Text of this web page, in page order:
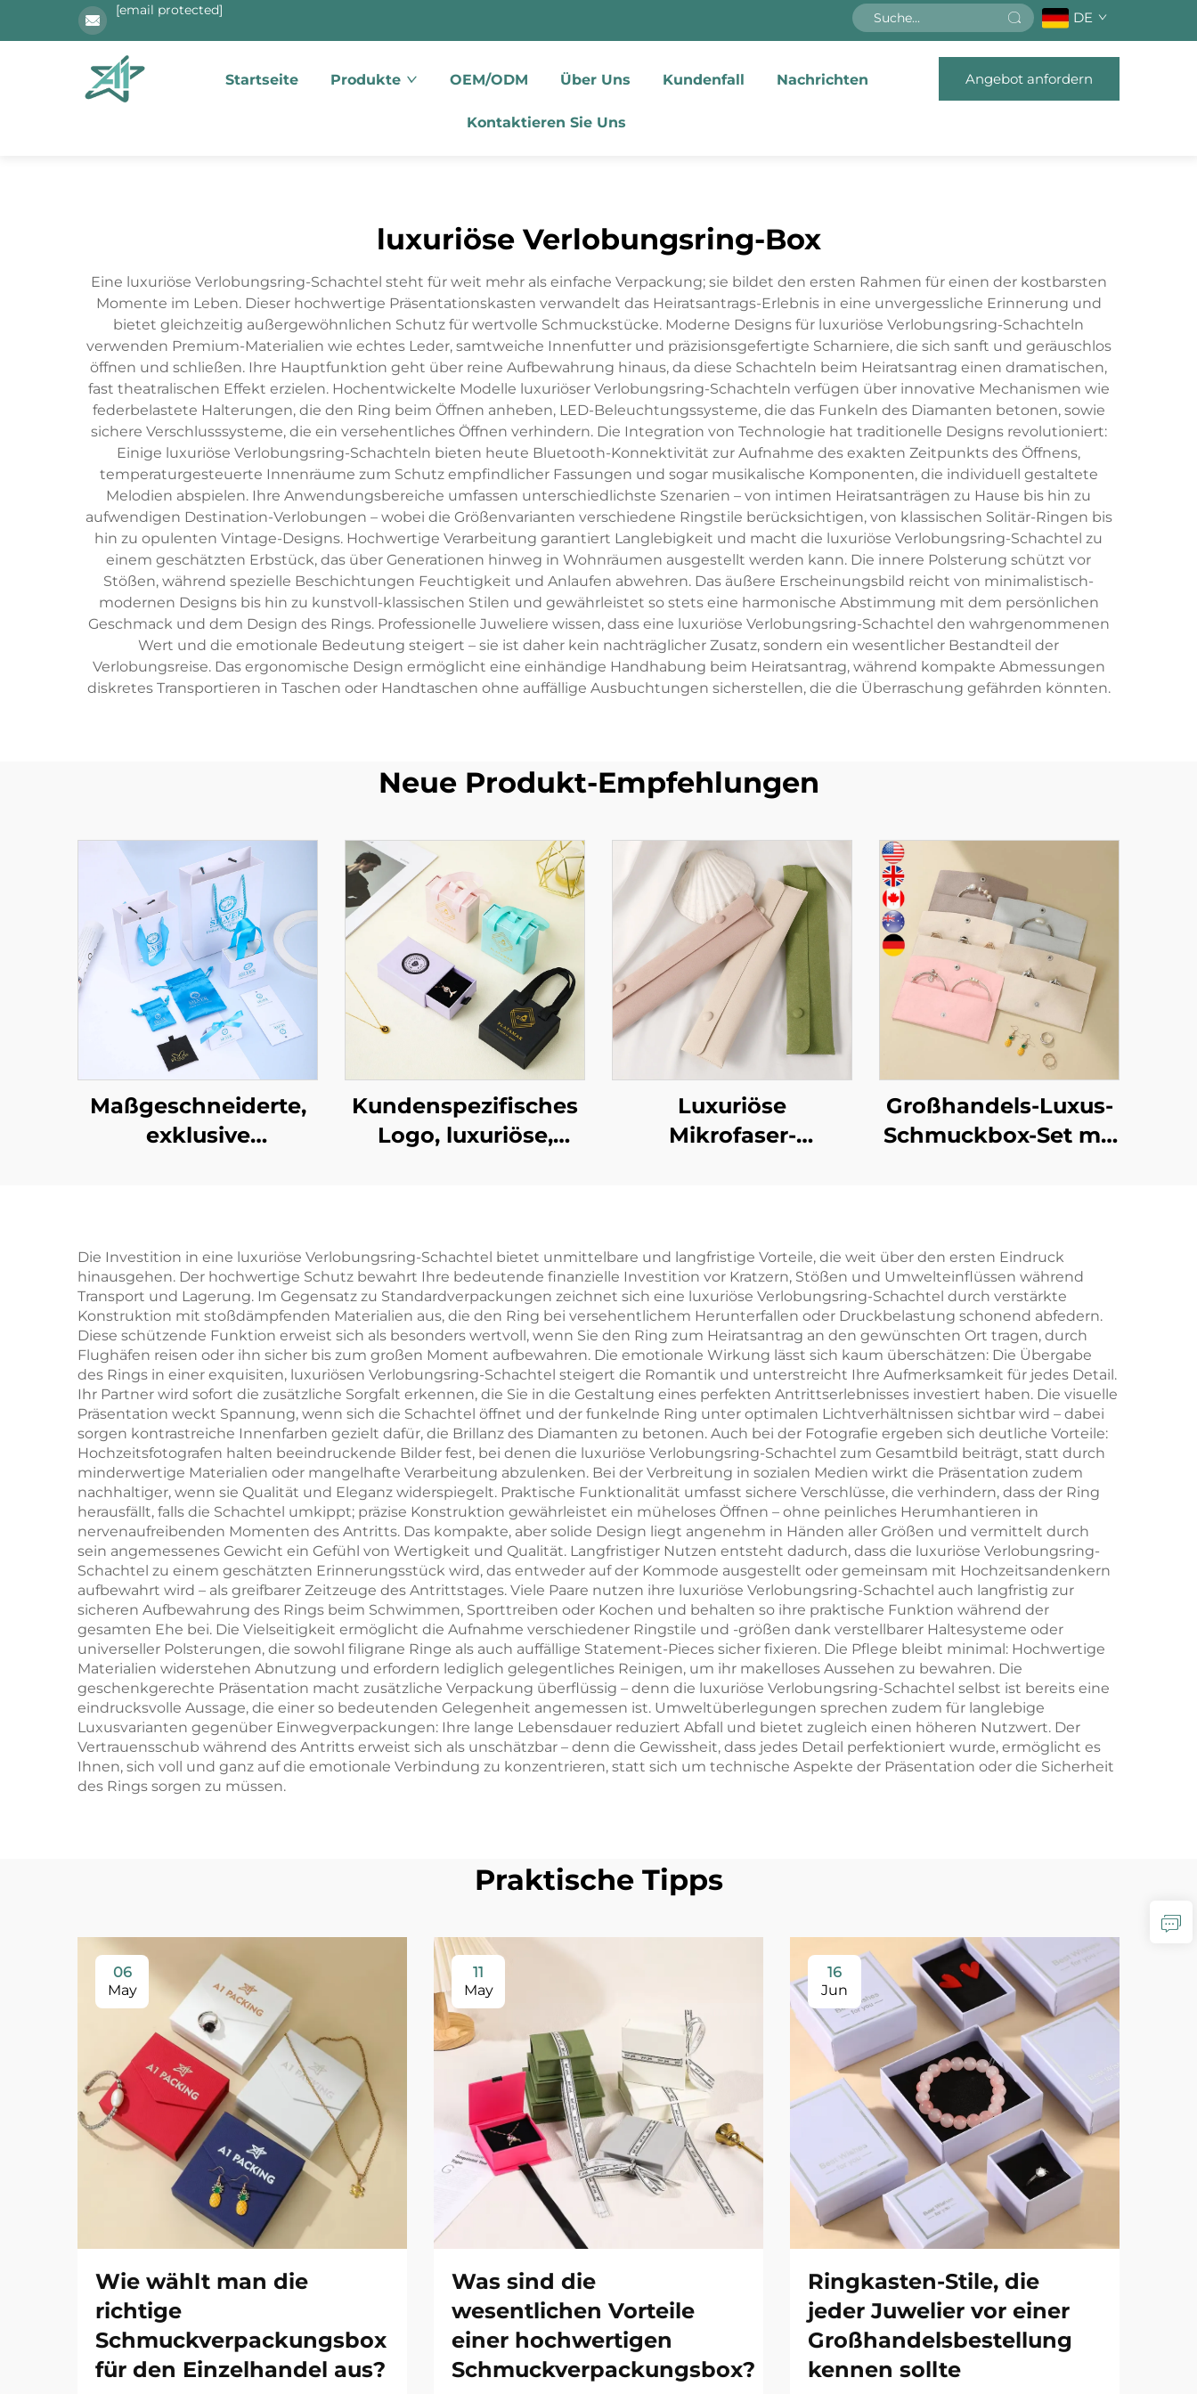
[email protected] DE
Startseite Produkte OEM/ODM Über Uns Kundenfall Nachrichten
Kontaktieren Sie Uns
Angebot anfordern
luxuriöse Verlobungsring-Box
Eine luxuriöse Verlobungsring-Schachtel steht für weit mehr als einfache Verpackung; sie bildet den ersten Rahmen für einen der kostbarsten
Momente im Leben. Dieser hochwertige Präsentationskasten verwandelt das Heiratsantrags-Erlebnis in eine unvergessliche Erinnerung und
bietet gleichzeitig außergewöhnlichen Schutz für wertvolle Schmuckstücke. Moderne Designs für luxuriöse Verlobungsring-Schachteln
verwenden Premium-Materialien wie echtes Leder, samtweiche Innenfutter und präzisionsgefertigte Scharniere, die sich sanft und geräuschlos
öffnen und schließen. Ihre Hauptfunktion geht über reine Aufbewahrung hinaus, da diese Schachteln beim Heiratsantrag einen dramatischen,
fast theatralischen Effekt erzielen. Hochentwickelte Modelle luxuriöser Verlobungsring-Schachteln verfügen über innovative Mechanismen wie
federbelastete Halterungen, die den Ring beim Öffnen anheben, LED-Beleuchtungssysteme, die das Funkeln des Diamanten betonen, sowie
sichere Verschlusssysteme, die ein versehentliches Öffnen verhindern. Die Integration von Technologie hat traditionelle Designs revolutioniert:
Einige luxuriöse Verlobungsring-Schachteln bieten heute Bluetooth-Konnektivität zur Aufnahme des exakten Zeitpunkts des Öffnens,
temperaturgesteuerte Innenräume zum Schutz empfindlicher Fassungen und sogar musikalische Komponenten, die individuell gestaltete
Melodien abspielen. Ihre Anwendungsbereiche umfassen unterschiedlichste Szenarien – von intimen Heiratsanträgen zu Hause bis hin zu
aufwendigen Destination-Verlobungen – wobei die Größenvarianten verschiedene Ringstile berücksichtigen, von klassischen Solitär-Ringen bis
hin zu opulenten Vintage-Designs. Hochwertige Verarbeitung garantiert Langlebigkeit und macht die luxuriöse Verlobungsring-Schachtel zu
einem geschätzten Erbstück, das über Generationen hinweg in Wohnräumen ausgestellt werden kann. Die innere Polsterung schützt vor
Stößen, während spezielle Beschichtungen Feuchtigkeit und Anlaufen abwehren. Das äußere Erscheinungsbild reicht von minimalistisch-
modernen Designs bis hin zu kunstvoll-klassischen Stilen und gewährleistet so stets eine harmonische Abstimmung mit dem persönlichen
Geschmack und dem Design des Rings. Professionelle Juweliere wissen, dass eine luxuriöse Verlobungsring-Schachtel den wahrgenommenen
Wert und die emotionale Bedeutung steigert – sie ist daher kein nachträglicher Zusatz, sondern ein wesentlicher Bestandteil der
Verlobungsreise. Das ergonomische Design ermöglicht eine einhändige Handhabung beim Heiratsantrag, während kompakte Abmessungen
diskretes Transportieren in Taschen oder Handtaschen ohne auffällige Ausbuchtungen sicherstellen, die die Überraschung gefährden könnten.
Neue Produkt-Empfehlungen
Maßgeschneiderte,
exklusive
Karton-
Schmuckverpackungsgehäuse
für Luxus-Halsketten,
-Ringe und andere
signifikante
Schmuckstücke
Kundenspezifisches
Logo, luxuriöse,
exquisitem Bandgriff
als Verpackung für
Halsketten und
Ringe –
markengebundene
Geschenkbox,
Großbestellung
Luxuriöse
Mikrofaser-
Einsatz – weiche
Verpackungstasche
für Anhänger,
antioxidative
Aufbewahrungshülle
Großhandels-Luxus-
Schmuckbox-Set mit
und Ohrringe mit
Schublade,
personalisierte
Geschenkbox im
Großpack
Die Investition in eine luxuriöse Verlobungsring-Schachtel bietet unmittelbare und langfristige Vorteile, die weit über den ersten Eindruck
hinausgehen. Der hochwertige Schutz bewahrt Ihre bedeutende finanzielle Investition vor Kratzern, Stößen und Umwelteinflüssen während
Transport und Lagerung. Im Gegensatz zu Standardverpackungen zeichnet sich eine luxuriöse Verlobungsring-Schachtel durch verstärkte
Konstruktion mit stoßdämpfenden Materialien aus, die den Ring bei versehentlichem Herunterfallen oder Druckbelastung schonend abfedern.
Diese schützende Funktion erweist sich als besonders wertvoll, wenn Sie den Ring zum Heiratsantrag an den gewünschten Ort tragen, durch
Flughäfen reisen oder ihn sicher bis zum großen Moment aufbewahren. Die emotionale Wirkung lässt sich kaum überschätzen: Die Übergabe
des Rings in einer exquisiten, luxuriösen Verlobungsring-Schachtel steigert die Romantik und unterstreicht Ihre Aufmerksamkeit für jedes Detail.
Ihr Partner wird sofort die zusätzliche Sorgfalt erkennen, die Sie in die Gestaltung eines perfekten Antrittserlebnisses investiert haben. Die visuelle
Präsentation weckt Spannung, wenn sich die Schachtel öffnet und der funkelnde Ring unter optimalen Lichtverhältnissen sichtbar wird – dabei
sorgen kontrastreiche Innenfarben gezielt dafür, die Brillanz des Diamanten zu betonen. Auch bei der Fotografie ergeben sich deutliche Vorteile:
Hochzeitsfotografen halten beeindruckende Bilder fest, bei denen die luxuriöse Verlobungsring-Schachtel zum Gesamtbild beiträgt, statt durch
minderwertige Materialien oder mangelhafte Verarbeitung abzulenken. Bei der Verbreitung in sozialen Medien wirkt die Präsentation zudem
nachhaltiger, wenn sie Qualität und Eleganz widerspiegelt. Praktische Funktionalität umfasst sichere Verschlüsse, die verhindern, dass der Ring
herausfällt, falls die Schachtel umkippt; präzise Konstruktion gewährleistet ein müheloses Öffnen – ohne peinliches Herumhantieren in
nervenaufreibenden Momenten des Antritts. Das kompakte, aber solide Design liegt angenehm in Händen aller Größen und vermittelt durch
sein angemessenes Gewicht ein Gefühl von Wertigkeit und Qualität. Langfristiger Nutzen entsteht dadurch, dass die luxuriöse Verlobungsring-
Schachtel zu einem geschätzten Erinnerungsstück wird, das entweder auf der Kommode ausgestellt oder gemeinsam mit Hochzeitsandenkern
aufbewahrt wird – als greifbarer Zeitzeuge des Antrittstages. Viele Paare nutzen ihre luxuriöse Verlobungsring-Schachtel auch langfristig zur
sicheren Aufbewahrung des Rings beim Schwimmen, Sporttreiben oder Kochen und behalten so ihre praktische Funktion während der
gesamten Ehe bei. Die Vielseitigkeit ermöglicht die Aufnahme verschiedener Ringstile und -größen dank verstellbarer Haltesysteme oder
universeller Polsterungen, die sowohl filigrane Ringe als auch auffällige Statement-Pieces sicher fixieren. Die Pflege bleibt minimal: Hochwertige
Materialien widerstehen Abnutzung und erfordern lediglich gelegentliches Reinigen, um ihr makelloses Aussehen zu bewahren. Die
geschenkgerechte Präsentation macht zusätzliche Verpackung überflüssig – denn die luxuriöse Verlobungsring-Schachtel selbst ist bereits eine
eindrucksvolle Aussage, die einer so bedeutenden Gelegenheit angemessen ist. Umweltüberlegungen sprechen zudem für langlebige
Luxusvarianten gegenüber Einwegverpackungen: Ihre lange Lebensdauer reduziert Abfall und bietet zugleich einen höheren Nutzwert. Der
Vertrauensschub während des Antritts erweist sich als unschätzbar – denn die Gewissheit, dass jedes Detail perfektioniert wurde, ermöglicht es
Ihnen, sich voll und ganz auf die emotionale Verbindung zu konzentrieren, statt sich um technische Aspekte der Präsentation oder die Sicherheit
des Rings sorgen zu müssen.
Praktische Tipps
06
May
Wie wählt man die
richtige
Schmuckverpackungsbox
für den Einzelhandel aus?
11
May
Was sind die
wesentlichen Vorteile
einer hochwertigen
Schmuckverpackungsbox?
16
Jun
Ringkasten-Stile, die
jeder Juwelier vor einer
Großhandelsbestellung
kennen sollte